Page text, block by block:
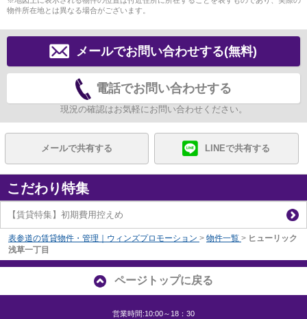
物件所在地とは異なる場合がございます。
メールでお問い合わせする(無料)
電話でお問い合わせする
現況の確認はお気軽にお問い合わせください。
メールで共有する LINEで共有する
こだわり特集
【賃貸特集】初期費用控えめ
表参道の賃貸物件・管理｜ウィンズプロモーション > 物件一覧 > ヒューリック
浅草一丁目
ページトップに戻る
営業時間:10:00～18：30